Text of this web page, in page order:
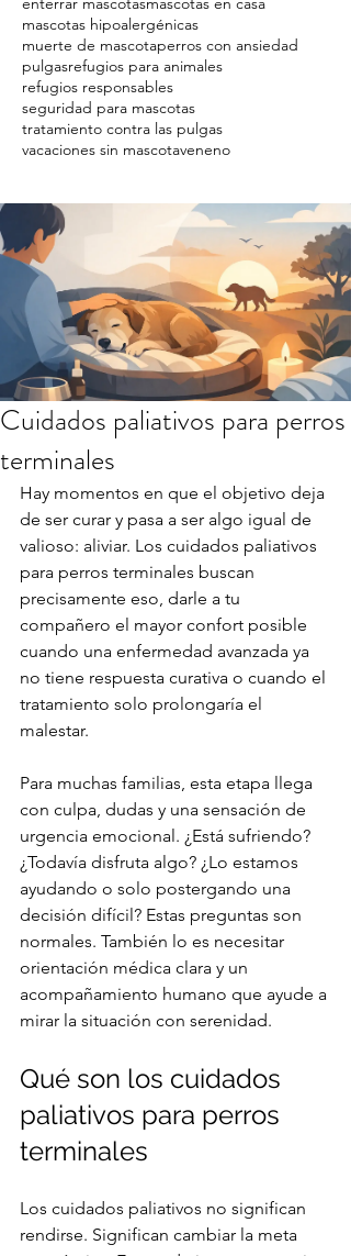
mascotas hipoalergénicas
muerte de mascotaperros con ansiedad
pulgasrefugios para animales
refugios responsables
seguridad para mascotas
tratamiento contra las pulgas
vacaciones sin mascotaveneno
Cuidados paliativos para perros
terminales
Hay momentos en que el objetivo deja
de ser curar y pasa a ser algo igual de
valioso: aliviar. Los cuidados paliativos
para perros terminales buscan
precisamente eso, darle a tu
compañero el mayor confort posible
cuando una enfermedad avanzada ya
no tiene respuesta curativa o cuando el
tratamiento solo prolongaría el
malestar.
Para muchas familias, esta etapa llega
con culpa, dudas y una sensación de
urgencia emocional. ¿Está sufriendo?
¿Todavía disfruta algo? ¿Lo estamos
ayudando o solo postergando una
decisión difícil? Estas preguntas son
normales. También lo es necesitar
orientación médica clara y un
acompañamiento humano que ayude a
mirar la situación con serenidad.
Qué son los cuidados
paliativos para perros
terminales
Los cuidados paliativos no significan
rendirse. Significan cambiar la meta